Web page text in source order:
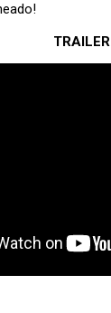
TRAILER